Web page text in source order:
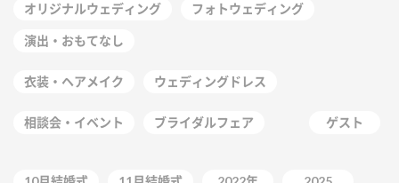
オリジナルウェディング フォトウェディング
演出・おもてなし
衣装・ヘアメイク ウェディングドレス
相談会・イベント ブライダルフェア ゲスト